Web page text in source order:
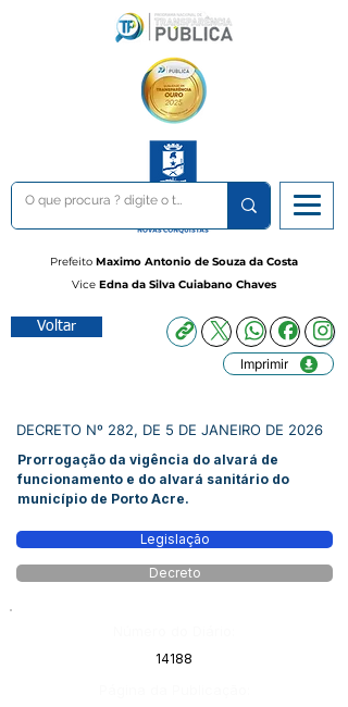
Prefeito Maximo Antonio de Souza da Costa
Vice Edna da Silva Cuiabano Chaves
Voltar
Imprimir
DECRETO Nº 282, DE 5 DE JANEIRO DE 2026
Prorrogação da vigência do alvará de
funcionamento e do alvará sanitário do
município de Porto Acre.
Legislação
Decreto
14188